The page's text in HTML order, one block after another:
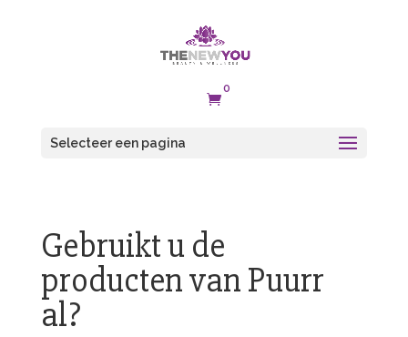

0
Selecteer een pagina
Gebruikt u de
producten van Puurr
al?